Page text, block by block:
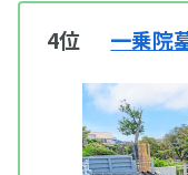
4位 一乗院